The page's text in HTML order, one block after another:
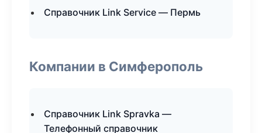
Справочник Link Service — Пермь
Компании в Симферополь
Справочник Link Spravka —
Телефонный справочник